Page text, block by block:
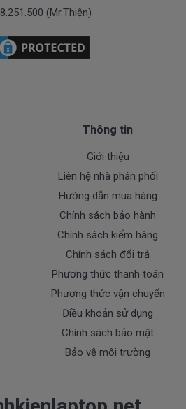
túc.
laptop Dell
Sandy Bridge
sạc laptop Dell
Sandy Bridge
tại văn phòng DoctorLaptop
Cách Mạng Tháng 8, P.5, Q.3,
khoản qua ngân hàng
hàng Ngoại Thương Việt Nam
Bến Thành)
Thiện
(Mr.Thiện)
Thông tin
Giới thiệu
Liên hệ nhà phân phối
Hướng dẫn mua hàng
Chính sách bảo hành
Chính sách kiểm hàng
Chính sách đổi trả
Phương thức thanh toán
Phương thức vận chuyển
Điều khoản sử dụng
Chính sách bảo mật
Bảo vệ môi trường